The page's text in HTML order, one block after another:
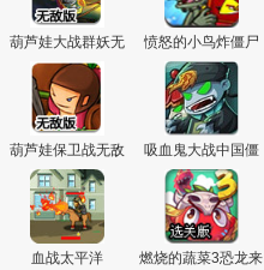
葫芦娃大战群妖无
敌版
愤怒的小鸟炸僵尸
葫芦娃保卫战无敌
版
吸血鬼大战中国僵
尸变态版
血战太平洋
燃烧的蔬菜3恐龙来